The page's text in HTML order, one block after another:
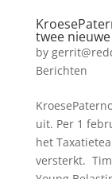
twee
by
Berichten
uit. Per 1
het
versterkt.